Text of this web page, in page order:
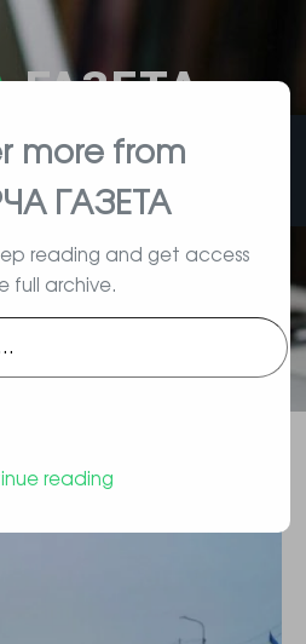
ГАЗЕТА
народ
вимагають
блокаду
more from
ГАЗЕТА
reading and get access
full archive.
reading